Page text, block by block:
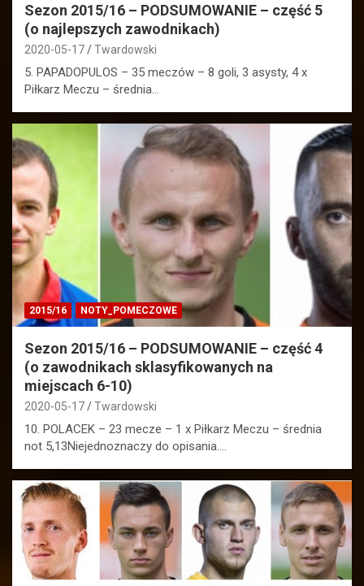
Sezon 2015/16 – PODSUMOWANIE – część 5
(o najlepszych zawodnikach)
2020-05-17 Twardowski
5. PAPADOPULOS – 35 meczów – 8 goli, 3 asysty, 4 x
Piłkarz Meczu – średnia…
2015/16 NOTY_POMECZOWE
Sezon 2015/16 – PODSUMOWANIE – część 4
(o zawodnikach sklasyfikowanych na
miejscach 6-10)
2020-05-17 Twardowski
10. POLACEK – 23 mecze – 1 x Piłkarz Meczu – średnia
not 5,13Niejednoznaczy do opisania.…